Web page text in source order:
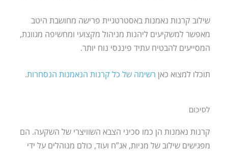
שילוב קרנות נאמנות באסטרטגיית פרישה מחושבת היטב
מאפשר למשקיעים ליהנות מניהול מקצועי ומחשיפה מגוונת,
המסייעים להבטיח עתיד פיננסי נוח יותר.
תוכלו למצוא כאן רשימה של כל קרנות הנאמנות הנסחרות.
לסיכום
קרנות נאמנות הן כמו סכיני הצבא השוויצרי של השקעה. הם
מפגישים שילוב של מניות, אג”ח ועוד, כולם מנוהלים על ידי